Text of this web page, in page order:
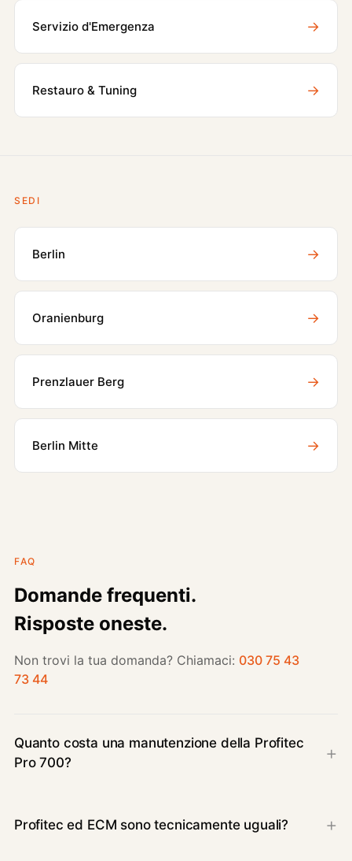
Servizio d'Emergenza →
Restauro & Tuning →
SEDI
Berlin →
Oranienburg →
Prenzlauer Berg →
Berlin Mitte →
FAQ
Domande frequenti.
Risposte oneste.
Non trovi la tua domanda? Chiamaci: 030 75 43
73 44
Quanto costa una manutenzione della Profitec
Pro 700?
Profitec ed ECM sono tecnicamente uguali?